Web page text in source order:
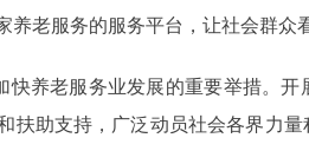
老服务的服务平台，让社会群众
养老服务业发展的重要举措。开
扶助支持，广泛动员社会各界力